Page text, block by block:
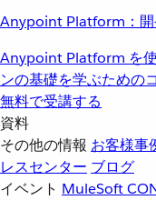
Anypoint Platform：開
Anypoint Platform を
ンの基礎を学ぶための
無料で受講する
資料
その他の情報 お客様事
レスセンター ブログ
イベント MuleSoft